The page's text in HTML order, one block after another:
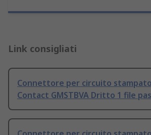
Link consigliati
Connettore per circuito
Contact GMSTBVA Dritto 1 file